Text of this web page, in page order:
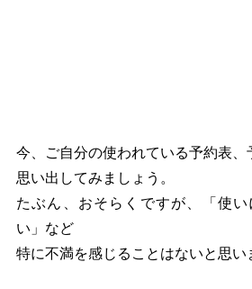
今、ご自分の使われている予約表、
思い出してみましょう。
たぶん、おそらくですが、「使
い」など
特に不満を感じることはないと思い